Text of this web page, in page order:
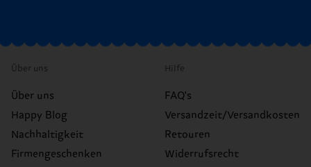
Über uns
Über uns
Happy Blog
Nachhaltigkeit
Firmengeschenken
Hilfe
FAQ's
Versandzeit/Versandkosten
Retouren
Widerrufsrecht